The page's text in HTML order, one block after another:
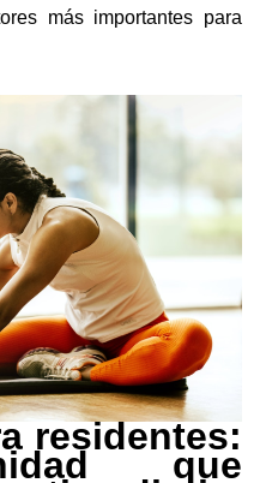
más importantes para
residentes:
que